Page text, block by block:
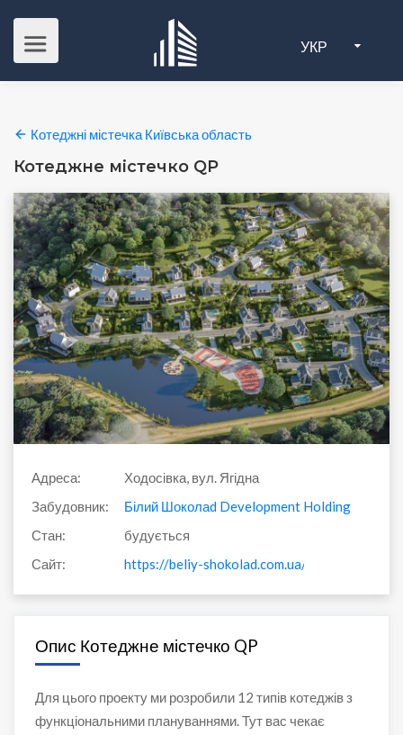
УКР
Котеджні містечка Київська область
Котеджне містечко QP
Адреса:
Ходосівка, вул. Ягідна
Забудовник:
Білий Шоколаd Development Holding
Стан:
будується
Сайт:
https://beliy-shokolad.com.ua/ua/qp/
Опис Котеджне містечко QP
Для цього проекту ми розробили 12 типів котеджів з
функціональними плануваннями. Тут вас чекає